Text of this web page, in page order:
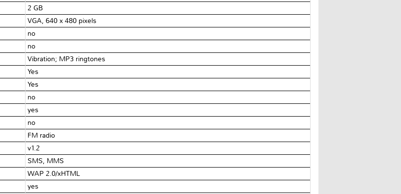
2 GB
VGA, 640 x 480 pixels
no
no
Vibration; MP3 ringtones
Yes
Yes
no
yes
no
FM radio
v1.2
SMS, MMS
WAP 2.0/xHTML
yes